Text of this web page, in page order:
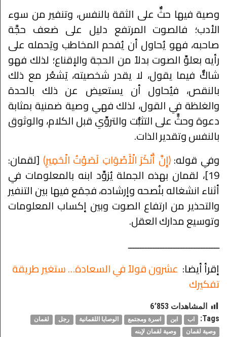
وصية فيها حثٌّ على الثقة بالنفس، وتنفير من سوء
الأدب؛ فالصوت المرتفع دليل على ضعف حجَّة
صاحبه، فهو يُحاول أن يُفحم المخاطب ويَحمله على
رأيه بعلوِّ الصوت بدلاً من الحجة والإقناع؛ لذلك فهو
شاكٌّ فيما يقول، لا يقدر شخصيته، يَشعُر مع ذلك
بالنقص، فيُحاول أن يستعيض عن ذلك بالحدة
والغلظة في القول، لذلك فهي وصية ضمنية بمثابة
دعوة وحثٍّ على التثبُّت والتروِّي قبل الكلام، والوثوق
بالنفس وتقدير الذات.
وفي قوله:﴿إِنَّ أَنْكَرَ الْأَصْوَاتِ لَصَوْتُ الْحَمِيرِ﴾ [لقمان:
19]، لقمان بهذه الجملة يُزوِّد ابنه بالمعلومات في
أثناء انشغاله بنُصحه وإرشاده، فجمَع فيها بين التنفير
والتحذير من ارتفاع الصوت وبين إكساب المعلومات
وتوسيع مدارك العقل.
ــــــــــــــــــــــــــــــــــــ
إقرأ أيضا: عشرون قولاً في السعادة… ستغير طريقة
تفكيرك
المشاهدات 6٬853
Tags:
اب ابن اسرة ومجتمع الوصايا اللقمانية رجل
لقمان
وصية لقمان
وصية لقمان لإبنه